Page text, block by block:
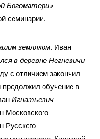
Богоматери»
семинарии.
земляком. Иван
в деревне Негневичи
с отличием закончил
обучение в
Игнатьевич –
Московского
Русского